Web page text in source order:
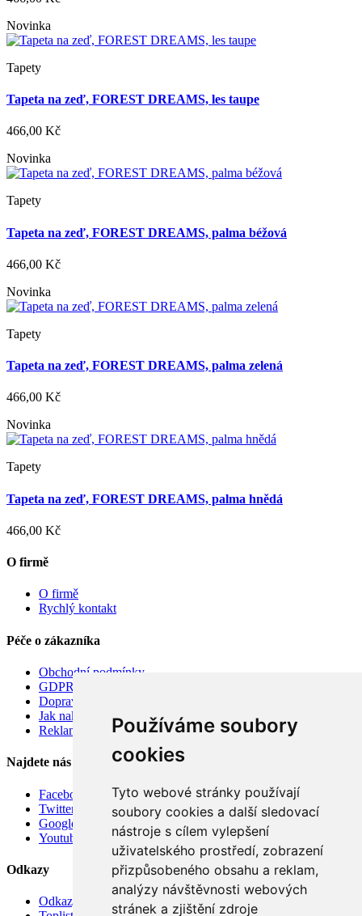
Používáme soubory
cookies
Tyto webové stránky používají
soubory cookies a další sledovací
nástroje s cílem vylepšení
uživatelského prostředí, zobrazení
přizpůsobeného obsahu a reklam,
analýzy návštěvnosti webových
stránek a zjištění zdroje
Novinka
Tapety
Tapeta na zeď, FOREST DREAMS, les taupe
466,00 Kč
Novinka
Tapety
Tapeta na zeď, FOREST DREAMS, palma béžová
466,00 Kč
Novinka
Tapety
Tapeta na zeď, FOREST DREAMS, palma zelená
466,00 Kč
Novinka
Tapety
Tapeta na zeď, FOREST DREAMS, palma hnědá
466,00 Kč
O firmě
O firmě
Rychlý kontakt
Péče o zákazníka
Obchodní podmínky
GDPR
Doprava
Jak nakupovat
Reklamace
Najdete nás
Facebook
Twitter
Google
Youtube
Odkazy
Odkazy